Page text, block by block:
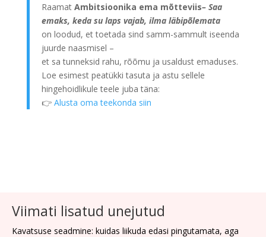
Raamat Ambitsioonika ema mõtteviis– Saa
emaks, keda su laps vajab, ilma läbipõlemata
on loodud, et toetada sind samm-sammult iseenda
juurde naasmisel –
et sa tunneksid rahu, rõõmu ja usaldust emaduses.
Loe esimest peatükki tasuta ja astu sellele
hingehoidlikule teele juba täna:
👉Alusta oma teekonda siin
Viimati lisatud unejutud
Kavatsuse seadmine: kuidas liikuda edasi pingutamata, aga